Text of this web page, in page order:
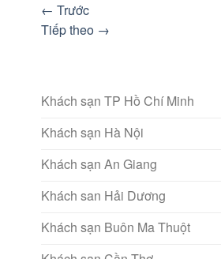
← Trước
Tiếp theo →
Khách sạn TP Hồ Chí Minh
Khách sạn Hà Nội
Khách sạn An Giang
Khách san Hải Dương
Khách sạn Buôn Ma Thuột